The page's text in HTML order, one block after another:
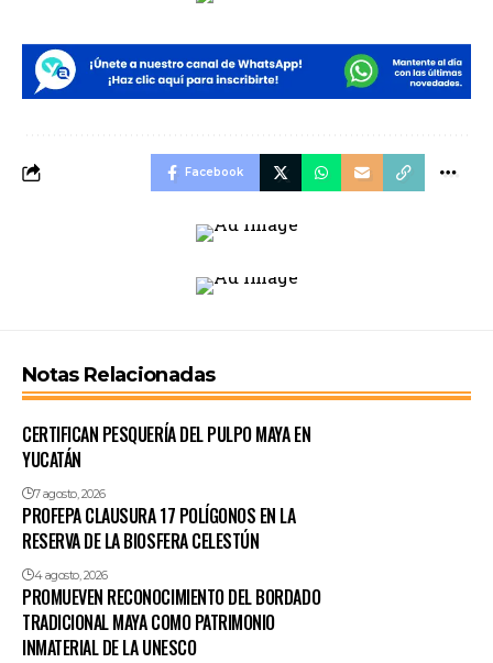
Facebook
Notas Relacionadas
CERTIFICAN PESQUERÍA DEL PULPO MAYA EN
YUCATÁN
7 agosto, 2026
PROFEPA CLAUSURA 17 POLÍGONOS EN LA
RESERVA DE LA BIOSFERA CELESTÚN
4 agosto, 2026
PROMUEVEN RECONOCIMIENTO DEL BORDADO
TRADICIONAL MAYA COMO PATRIMONIO
INMATERIAL DE LA UNESCO